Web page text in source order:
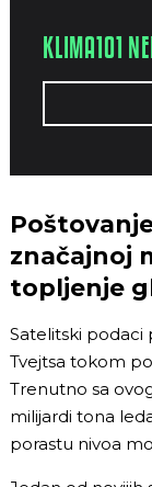
KLIMA101
značajnoj
topljenje
Satelitski podaci
Tvejtsa tokom
Trenutno sa
milijardi tona
porastu nivoa